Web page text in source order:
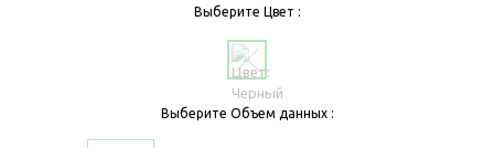
Выберите Цвет :
Выберите Объем данных :